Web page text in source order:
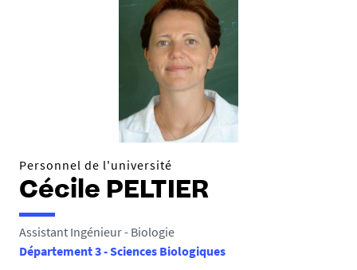
Personnel de l'université
Cécile PELTIER
Assistant Ingénieur - Biologie
Département 3 - Sciences Biologiques